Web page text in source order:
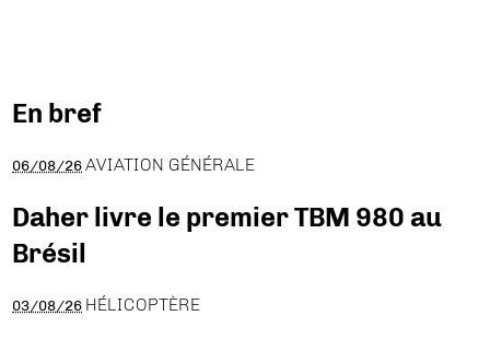
En bref
06/08/26 AVIATION GÉNÉRALE
Daher livre le premier TBM 980 au
Brésil
03/08/26 HÉLICOPTÈRE